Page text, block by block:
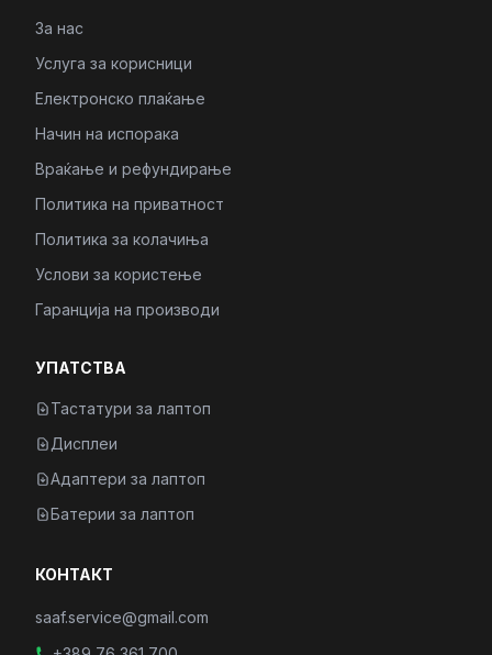
За нас
Услуга за корисници
Електронско плаќање
Начин на испорака
Враќање и рефундирање
Политика на приватност
Политика за колачиња
Услови за користење
Гаранција на производи
УПАТСТВА
Тастатури за лаптоп
Дисплеи
Адаптери за лаптоп
Батерии за лаптоп
КОНТАКТ
saaf.service@gmail.com